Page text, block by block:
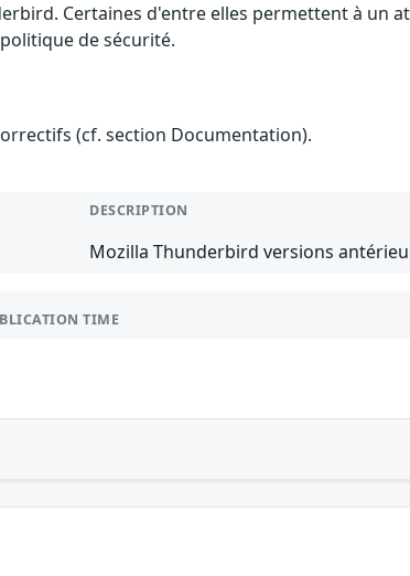
Certaines d'entre elles permettent à un
de sécurité.
(cf. section Documentation).
DESCRIPTION
Mozilla Thunderbird versions
TIME